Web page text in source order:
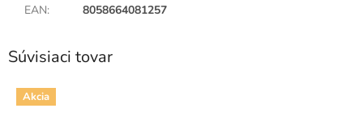
EAN: 8058664081257
Súvisiaci tovar
Akcia